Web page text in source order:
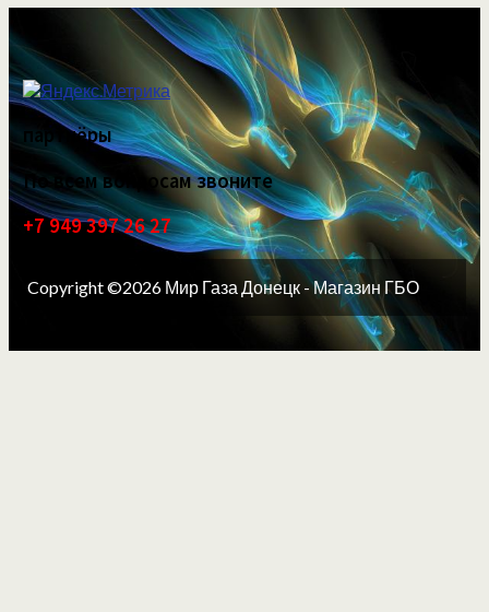
партнёры
По всем вопросам звоните
+7 949 397 26 27
Copyright ©2026 Мир Газа Донецк - Магазин ГБО